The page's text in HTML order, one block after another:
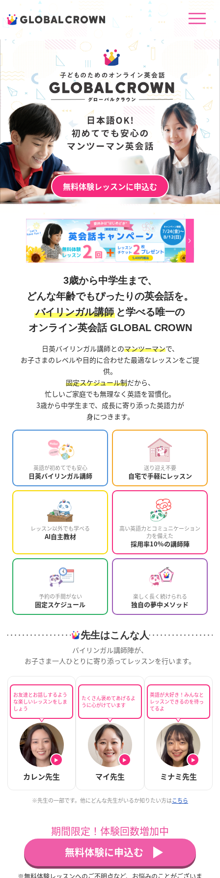
子どものための英会話GLOBAL CROWN｜日本語対応オンライン
無料体験レッスンに申込む
3歳から中学生まで、
どんな年齢でもぴったりの英会話を。
バイリンガル講師 と学べる唯一の
オンライン英会話 GLOBAL CROWN
日英バイリンガル講師とのマンツーマンで、
お子さまのレベルや目的に合わせた最適なレッスンをご提
供。
固定スケジュール制だから、
忙しいご家庭でも無理なく英語を習慣化。
3歳から中学生まで、成長に寄り添った英語力が
身につきます。
英語が初めてでも安心
日英バイリンガル講師
送り迎え不要
自宅で手軽にレッスン
レッスン以外でも学べる
AI自主教材
高い英語力とコミュニケーション
力を備えた
採用率10%の講師陣
予約の手間がない
固定スケジュール
楽しく長く続けられる
独自の夢中メソッド
先生はこんな人
バイリンガル講師陣が、
お子さま一人ひとりに寄り添ってレッスンを行います。
お友達とお話しするよう
な楽しいレッスンをしま
しょう
▶
カレン先生
たくさん褒めてあげるよ
うに心がけています
▶
マイ先生
英語が大好き！みんなと
レッスンできるのを待っ
てるよ
▶
ミナミ先生
※先生の一部です。他にどんな先生がいるか知りたい方はこちら
期間限定！体験回数増加中
無料体験に申込む
※無料体験レッスンへのご不明点など、お悩みのことがございま